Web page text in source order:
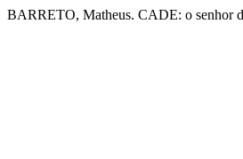
BARRETO, Matheus. CADE: o senhor